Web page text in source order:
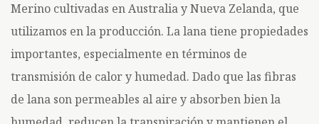
Merino cultivadas en Australia y Nueva Zelanda, que
utilizamos en la producción. La lana tiene propiedades
importantes, especialmente en términos de
transmisión de calor y humedad. Dado que las fibras
de lana son permeables al aire y absorben bien la